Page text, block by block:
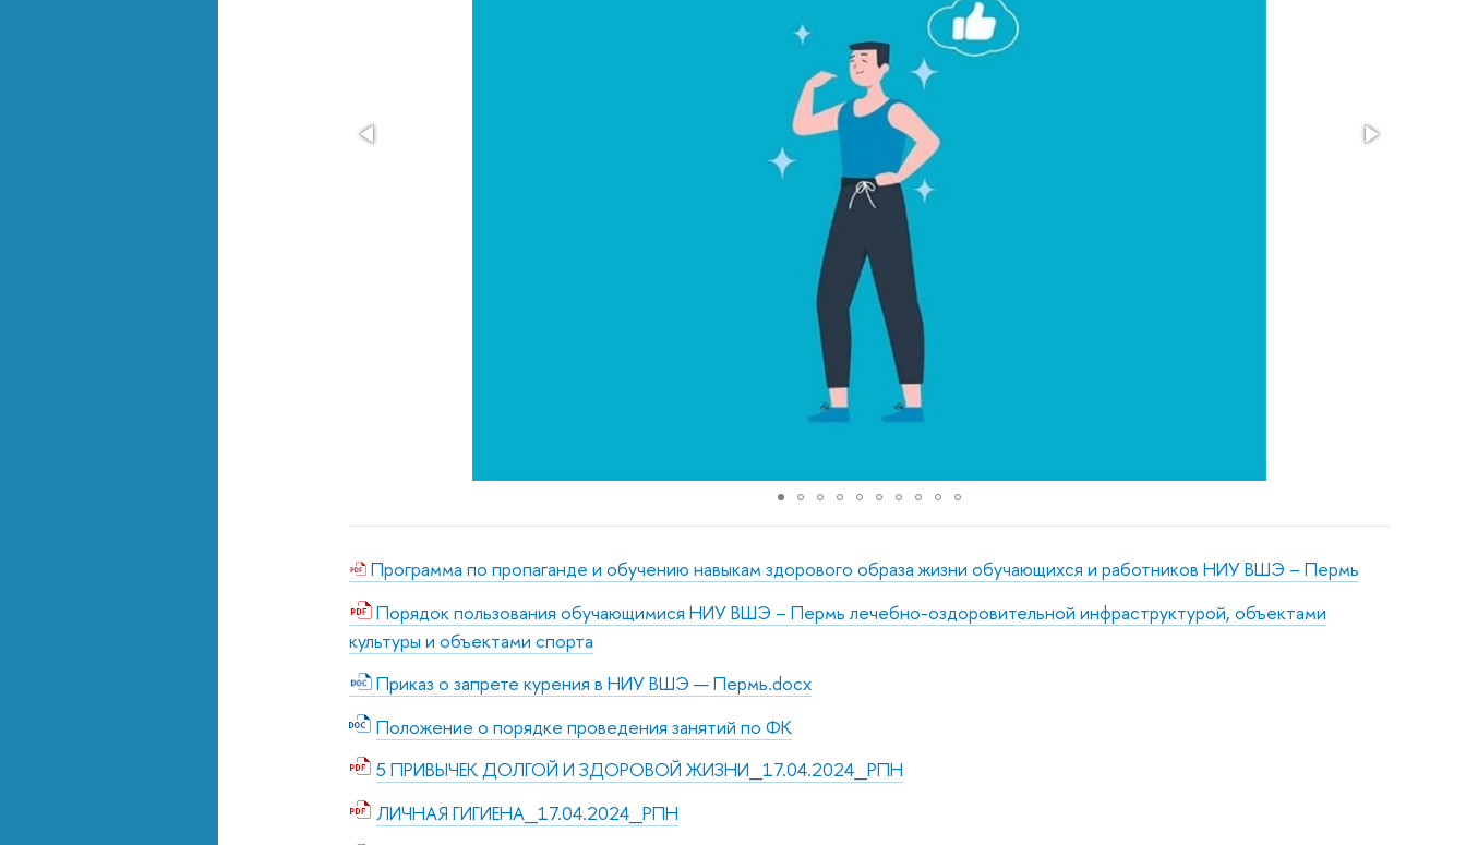
Программа по пропаганде и обучению навыкам здорового образа жизни обучающихся и работников НИУ ВШЭ – Пермь
Порядок пользования обучающимися НИУ ВШЭ – Пермь лечебно-оздоровительной инфраструктурой, объектами
культуры и объектами спорта
Приказ о запрете курения в НИУ ВШЭ — Пермь.docx
Положение о порядке проведения занятий по ФК
5 ПРИВЫЧЕК ДОЛГОЙ И ЗДОРОВОЙ ЖИЗНИ_17.04.2024_РПН
ЛИЧНАЯ ГИГИЕНА_17.04.2024_РПН